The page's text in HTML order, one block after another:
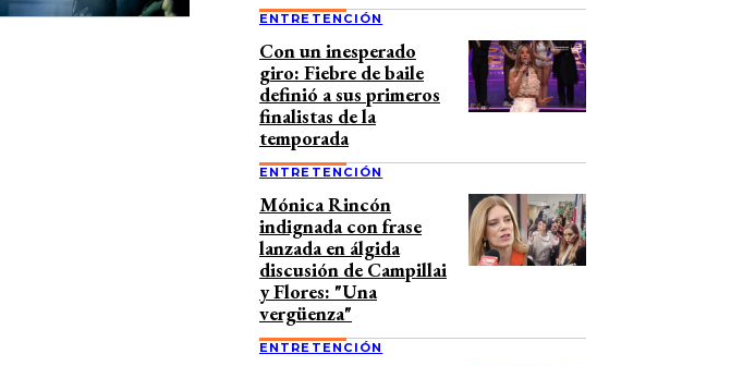
ENTRETENCIÓN
Con un inesperado
giro: Fiebre de baile
definió a sus primeros
finalistas de la
temporada
ENTRETENCIÓN
Mónica Rincón
indignada con frase
lanzada en álgida
discusión de Campillai
y Flores: "Una
vergüenza"
ENTRETENCIÓN